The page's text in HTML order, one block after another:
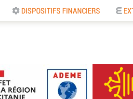
DISPOSITIFS FINANCIERS